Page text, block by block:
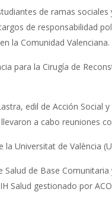
de ramas
de responsabilidad
la Comunidad Valenciana.
para la Cirugía de
edil de Acción Social
a cabo reuniones
Universitat de València
de Base Comunitaria
Salud gestionado por